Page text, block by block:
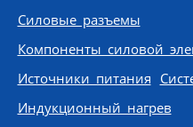
Skip to content
Силовые разъемы
Компоненты силовой
Источники питания
Индукционный нагрев